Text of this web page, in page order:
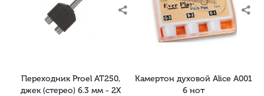
Переходник Proel AT250,
джек (стерео) 6.3 мм - 2X
Камертон духовой Alice A001
6 нот